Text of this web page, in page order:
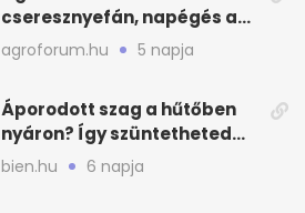
cseresznyefán, napégés a
kajszin: mit tehetsz most?
agroforum.hu 5 napja
Áporodott szag a hűtőben
nyáron? Így szüntetheted
meg olcsón
bien.hu 6 napja